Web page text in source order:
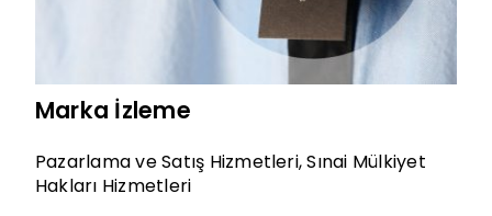
Marka İzleme
Pazarlama ve Satış Hizmetleri,Sınai Mülkiyet
Hakları Hizmetleri